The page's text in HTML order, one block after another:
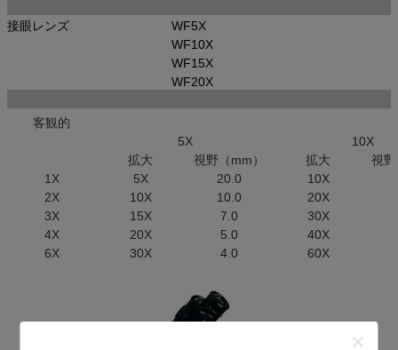
接眼レンズ
WF5X
WF10X
WF15X
WF20X
客観的
5X
10X
拡大
視野（mm） 拡大
視
1X
5X 20.0 10X
2X
10X 10.0 20X
3X
15X 7.0
30X
4X
20X 5.0
40X
6X
30X 4.0 60X